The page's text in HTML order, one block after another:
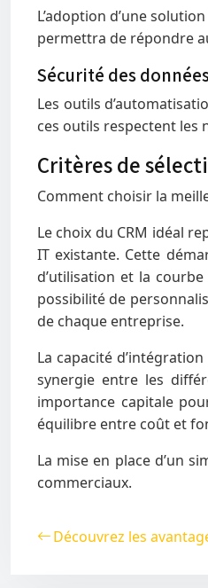
L’adoption d’une
permettra de répondre
Sécurité des
Les outils
ces outils respectent les
Critères de
Comment choisir la
Le choix du CRM idéal
IT existante. Cette
d’utilisation et la
possibilité de
de chaque entreprise.
La capacité
synergie entre les
importance capitale
équilibre entre coût et
La mise en place d’un
commerciaux.
Découvrez les